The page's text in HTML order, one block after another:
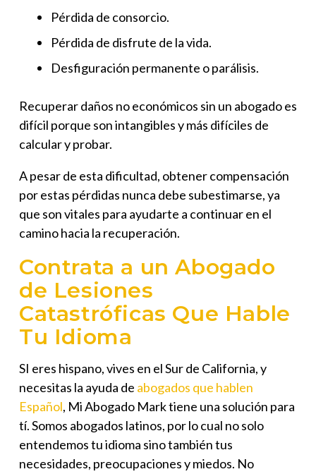
Pérdida de consorcio.
Pérdida de disfrute de la vida.
Desfiguración permanente o parálisis.
Recuperar daños no económicos sin un abogado es
difícil porque son intangibles y más difíciles de
calcular y probar.
A pesar de esta dificultad, obtener compensación
por estas pérdidas nunca debe subestimarse, ya
que son vitales para ayudarte a continuar en el
camino hacia la recuperación.
Contrata a un Abogado
de Lesiones
Catastróficas Que Hable
Tu Idioma
SI eres hispano, vives en el Sur de California, y
necesitas la ayuda de abogados que hablen
Español, Mi Abogado Mark tiene una solución para
tí. Somos abogados latinos, por lo cual no solo
entendemos tu idioma sino también tus
necesidades, preocupaciones y miedos. No